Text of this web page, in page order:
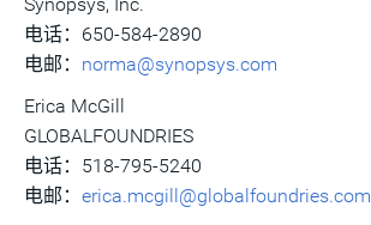
电话：650-584-2890
电邮： norma@synopsys.com
Erica McGill
GLOBALFOUNDRIES
电话：518-795-5240
电邮： erica.mcgill@globalfoundries.com